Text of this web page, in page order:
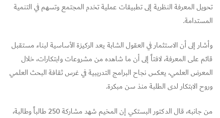
تحويل المعرفة النظرية إلى تطبيقات عملية تخدم المجتمع وتسهم في التنمية
المستدامة.
وأشار إلى أن الاستثمار في العقول الشابة يعد الركيزة الأساسية لبناء مستقبل
قائم على المعرفة، لافتاً إلى أن ما شاهده من مشروعات وابتكارات، خلال
المعرض العلمي، يعكس نجاح البرامج التدريبية في غرس ثقافة البحث العلمي
وروح الابتكار لدى الطلبة منذ سن مبكرة.
من جانبه، قال الدكتور البستكي إن المخيم شهد مشاركة 250 طالباً وطالبة،